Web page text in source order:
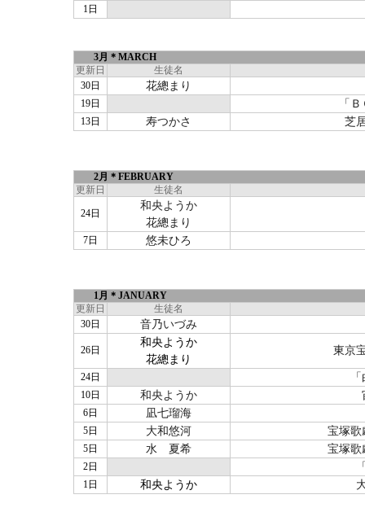
1日
3月＊MARCH
更新日
生徒名
30日
花總まり
19日 「
13日 寿つかさ 芝
2月＊ FEBRUARY
更新日
生徒名
24日
和央ようか
花總まり
7日 悠未ひろ
1月＊JANUARY
更新日
生徒名
30日
音乃いづみ
26日
和央ようか
花總まり
東京
24日
10日 和央ようか
6日 凪七瑠海
5日 大和悠河 宝塚
5日 水 夏希 宝塚
2日
1日 和央ようか